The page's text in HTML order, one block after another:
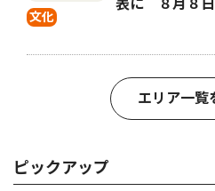
文化
表に ８月８日
エリア一覧
ピックアップ